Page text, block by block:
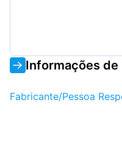
Informações
Fabricante/Pessoa